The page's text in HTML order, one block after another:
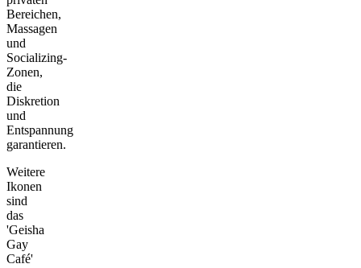
Bereichen,
Massagen
und
Socializing-
Zonen,
die
Diskretion
und
Entspannung
garantieren.
Weitere
Ikonen
sind
das
'Geisha
Gay
Café'